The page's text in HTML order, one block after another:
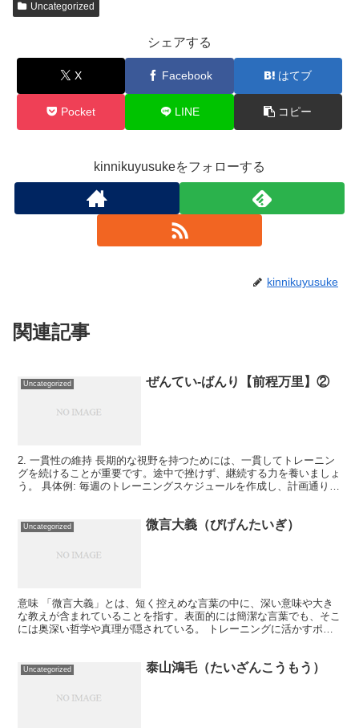
Uncategorized
シェアする
X Facebook はてブ
Pocket LINE コピー
kinnikuyusukeをフォローする
kinnikuyusuke
関連記事
Uncategorized ぜんてい-ばんり【前程万里】②
2. 一貫性の維持 長期的な視野を持つためには、一貫してトレーニン
グを続けることが重要です。途中で挫けず、継続する力を養いましょ
う。 具体例: 毎週のトレーニングスケジュールを作成し、計画通りに
Uncategorized 微言大義（びげんたいぎ）
意味 「微言大義」とは、短く控えめな言葉の中に、深い意味や大き
な教えが含まれていることを指す。表面的には簡潔な言葉でも、そこ
には奥深い哲学や真理が隠されている。 トレーニングに活かすポイ
Uncategorized 泰山鴻毛（たいざんこうもう）